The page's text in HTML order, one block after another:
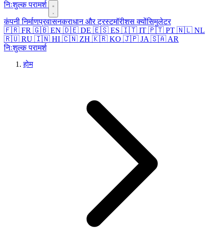
निःशुल्क परामर्श
कंपनी निर्माणप्रवासनकराधान और ट्रस्टमॉरीशस क्योंसिमुलेटर
🇫🇷 FR 🇬🇧 EN 🇩🇪 DE 🇪🇸 ES 🇮🇹 IT 🇵🇹 PT 🇳🇱 NL
🇷🇺 RU 🇮🇳 HI 🇨🇳 ZH 🇰🇷 KO 🇯🇵 JA 🇸🇦 AR
निःशुल्क परामर्श
होम